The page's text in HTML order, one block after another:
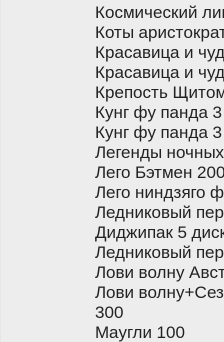
Космический
Коты
Красавица и
Красавица и
Крепость
Кунг фу панда
Кунг фу панда
Легенды
Лего Бэтмен
Лего ниндзяго
Ледниковый
Диджипак 5
Ледниковый
Лови волну
Лови
300
Маугли 100